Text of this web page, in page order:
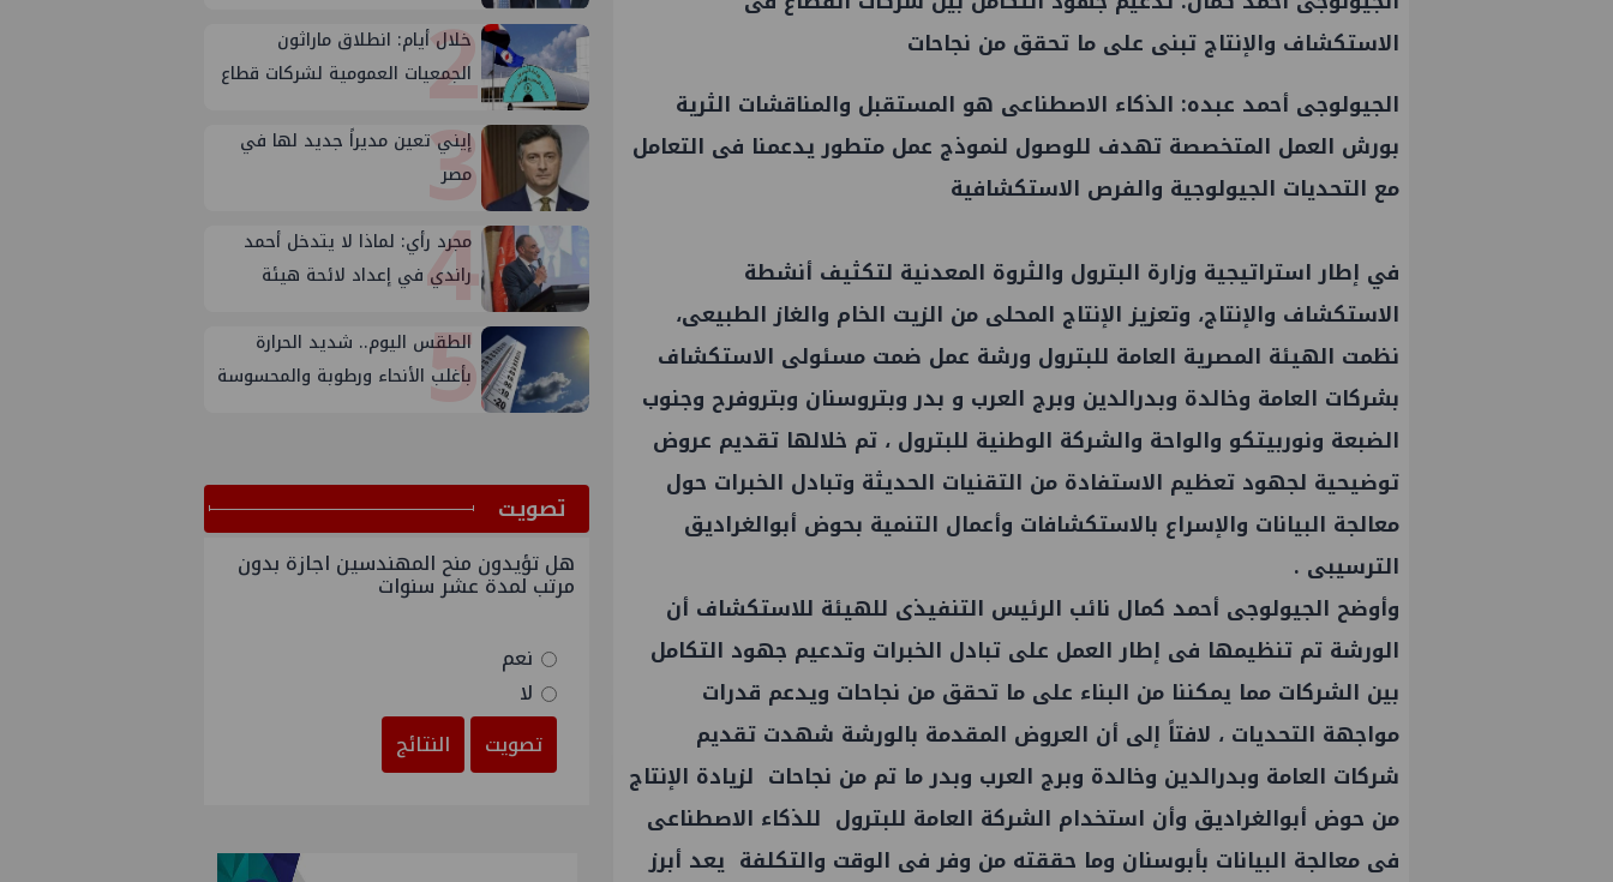
الاستكشاف والإنتاج تبنى على ما تحقق من نجاحات
الجيولوجى أحمد عبده: الذكاء الاصطناعى هو المستقبل والمناقشات الثرية
بورش العمل المتخصصة تهدف للوصول لنموذج عمل متطور يدعمنا فى التعامل
مع التحديات الجيولوجية والفرص الاستكشافية
في إطار استراتيجية وزارة البترول والثروة المعدنية لتكثيف أنشطة
الاستكشاف والإنتاج، وتعزيز الإنتاج المحلى من الزيت الخام والغاز الطبيعى،
نظمت الهيئة المصرية العامة للبترول ورشة عمل ضمت مسئولى الاستكشاف
بشركات العامة وخالدة وبدرالدين وبرج العرب و بدر وبتروسنان وبتروفرح وجنوب
الضبعة ونوربيتكو والواحة والشركة الوطنية للبترول ، تم خلالها تقديم عروض
توضيحية لجهود تعظيم الاستفادة من التقنيات الحديثة وتبادل الخبرات حول
معالجة البيانات والإسراع بالاستكشافات وأعمال التنمية بحوض أبوالغراديق
الترسيبى .
وأوضح الجيولوجى أحمد كمال نائب الرئيس التنفيذى للهيئة للاستكشاف أن
الورشة تم تنظيمها فى إطار العمل على تبادل الخبرات وتدعيم جهود التكامل
بين الشركات مما يمكننا من البناء على ما تحقق من نجاحات ويدعم قدرات
مواجهة التحديات ، لافتاً إلى أن العروض المقدمة بالورشة شهدت تقديم
شركات العامة وبدرالدين وخالدة وبرج العرب وبدر ما تم من نجاحات لزيادة الإنتاج
من حوض أبوالغراديق وأن استخدام الشركة العامة للبترول للذكاء الاصطناعى
فى معالجة البيانات بأبوسنان وما حققته من وفر فى الوقت والتكلفة يعد أبرز
2
خلال أيام: انطلاق ماراثون
الجمعيات العمومية لشركات قطاع
3
إيني تعين مديراً جديد لها في
مصر
4
مجرد رأي: لماذا لا يتدخل أحمد
راندي في إعداد لائحة هيئة
5
الطقس اليوم.. شديد الحرارة
بأغلب الأنحاء ورطوبة والمحسوسة
ﺗﺼﻮﻳﺖ
هل تؤيدون منح المهندسين اجازة بدون
مرتب لمدة عشر سنوات
نعم
لا
تصويت
النتائج